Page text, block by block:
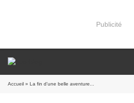
Publicité
Accueil » La fin d'une belle aventure...